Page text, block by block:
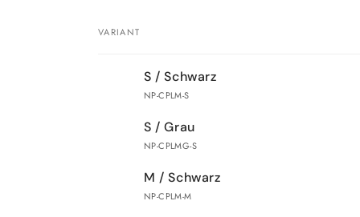
VARIANT
S / Schwarz
NP-CPLM-S
S / Grau
NP-CPLMG-S
M / Schwarz
NP-CPLM-M